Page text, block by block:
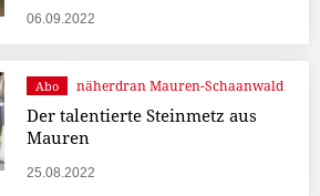
06.09.2022
Abo näherdran Mauren-Schaanwald
Der talentierte Steinmetz aus
Mauren
25.08.2022